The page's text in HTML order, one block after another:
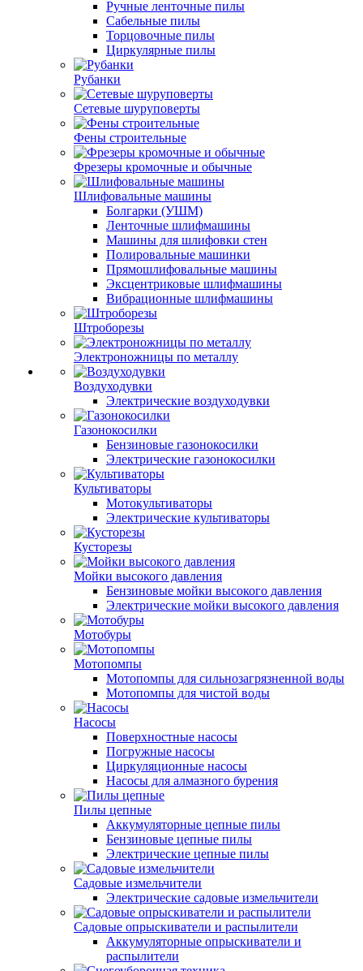
Ручные ленточные пилы
Сабельные пилы
Торцовочные пилы
Циркулярные пилы
Рубанки
Сетевые шуруповерты
Фены строительные
Фрезеры кромочные и обычные
Шлифовальные машины
Болгарки (УШМ)
Ленточные шлифмашины
Машины для шлифовки стен
Полировальные машинки
Прямошлифовальные машины
Эксцентриковые шлифмашины
Вибрационные шлифмашины
Штроборезы
Электроножницы по металлу
Воздуходувки
Электрические воздуходувки
Газонокосилки
Бензиновые газонокосилки
Электрические газонокосилки
Культиваторы
Мотокультиваторы
Электрические культиваторы
Кусторезы
Мойки высокого давления
Бензиновые мойки высокого давления
Электрические мойки высокого давления
Мотобуры
Мотопомпы
Мотопомпы для сильнозагрязненной воды
Мотопомпы для чистой воды
Насосы
Поверхностные насосы
Погружные насосы
Циркуляционные насосы
Насосы для алмазного бурения
Пилы цепные
Аккумуляторные цепные пилы
Бензиновые цепные пилы
Электрические цепные пилы
Садовые измельчители
Электрические садовые измельчители
Садовые опрыскиватели и распылители
Аккумуляторные опрыскиватели и
распылители